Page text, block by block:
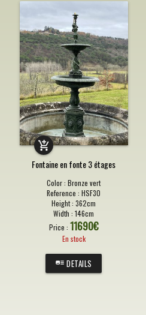
Fontaine en fonte 3 étages
Color :Bronze vert
Reference :HSF30
Height :362cm
Width :146cm
Price : 11690€
En stock
DETAILS